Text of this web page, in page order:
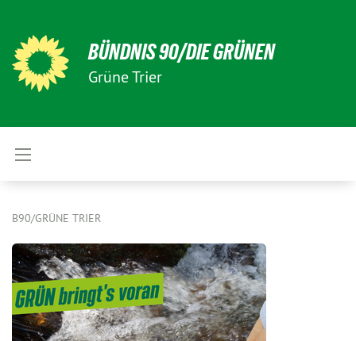
BÜNDNIS 90/DIE GRÜNEN
Grüne Trier
B90/GRÜNE TRIER